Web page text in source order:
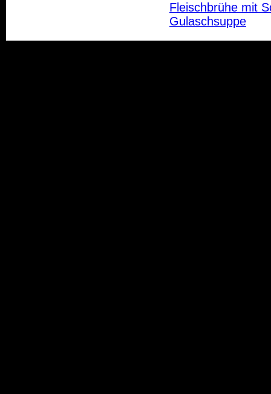
Fleischbrühe mit
Gulaschsuppe